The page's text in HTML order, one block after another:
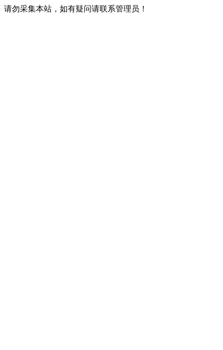
请勿采集本站，如有疑问请联系管理员！